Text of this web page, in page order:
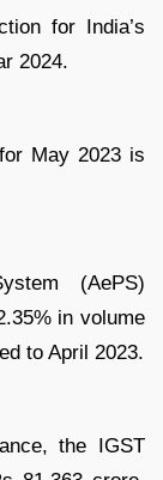
for India’s
2024.
May 2023 is
(AePS)
in volume
to April 2023.
the IGST